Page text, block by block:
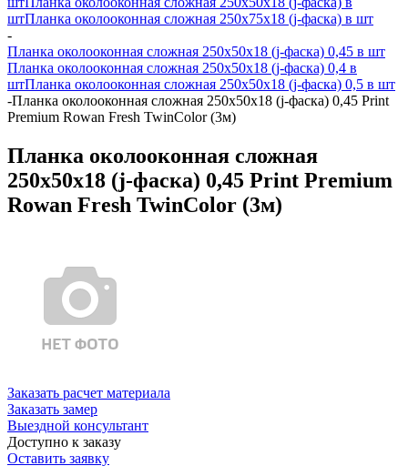
штПланка околооконная сложная 250х75х18 (j-фаска) в шт
-
Планка околооконная сложная 250х50х18 (j-фаска) 0,45 в шт
Планка околооконная сложная 250х50х18 (j-фаска) 0,4 в
штПланка околооконная сложная 250х50х18 (j-фаска) 0,5 в шт
-Планка околооконная сложная 250х50х18 (j-фаска) 0,45 Print
Premium Rowan Fresh TwinColor (3м)
Планка околооконная сложная
250х50х18 (j-фаска) 0,45 Print Premium
Rowan Fresh TwinColor (3м)
Заказать расчет материала
Заказать замер
Выездной консультант
Доступно к заказу
Оставить заявку